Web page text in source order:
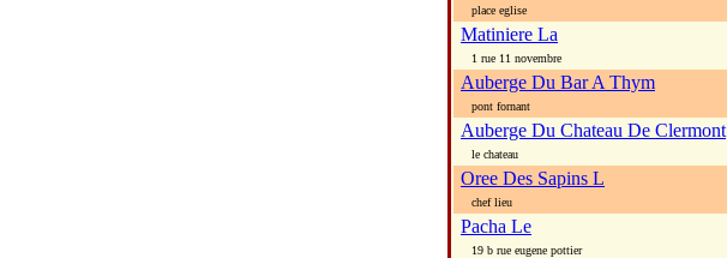
place eglise
Matiniere La
1 rue 11 novembre
Auberge Du Bar A Thym
pont fornant
Auberge Du Chateau De Clermont
le chateau
Oree Des Sapins L
chef lieu
Pacha Le
19 b rue eugene pottier